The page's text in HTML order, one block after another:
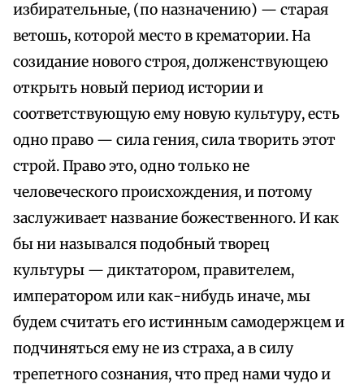
избирательные, (по назначению) — старая
ветошь, которой место в крематории. На
созидание нового строя, долженствующею
открыть новый период истории и
соответствующую ему новую культуру, есть
одно право — сила гения, сила творить этот
строй. Право это, одно только не
человеческого происхождения, и потому
заслуживает название божественного. И как
бы ни назывался подобный творец
культуры — диктатором, правителем,
императором или как-нибудь иначе, мы
будем считать его истинным самодержцем и
подчиняться ему не из страха, а в силу
трепетного сознания, что пред нами чудо и